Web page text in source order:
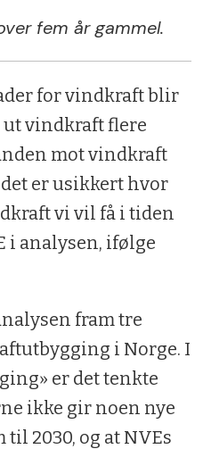
fem år gammel.
for vindkraft blir
ut vindkraft flere
mot vindkraft
er usikkert hvor
vi vil få i tiden
i analysen, ifølge
fram tre
i Norge. I
er det tenkte
ikke gir noen nye
2030, og at NVEs